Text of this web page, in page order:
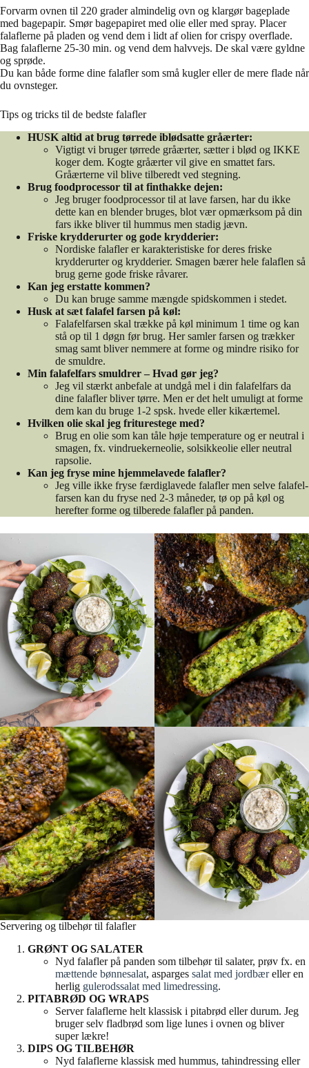
Forvarm ovnen til 220 grader almindelig ovn og klargør bageplade
med bagepapir. Smør bagepapiret med olie eller med spray. Placer
falaflerne på pladen og vend dem i lidt af olien for crispy overflade.
Bag falaflerne 25-30 min. og vend dem halvvejs. De skal være gyldne
og sprøde.
Du kan både forme dine falafler som små kugler eller de mere flade når
du ovnsteger.
Tips og tricks til de bedste falafler
HUSK altid at brug tørrede iblødsatte gråærter:
Vigtigt vi bruger tørrede gråærter, sætter i blød og IKKE
koger dem. Kogte gråærter vil give en smattet fars.
Gråærterne vil blive tilberedt ved stegning.
Brug foodprocessor til at finthakke dejen:
Jeg bruger foodprocessor til at lave farsen, har du ikke
dette kan en blender bruges, blot vær opmærksom på din
fars ikke bliver til hummus men stadig jævn.
Friske krydderurter og gode krydderier:
Nordiske falafler er karakteristiske for deres friske
krydderurter og krydderier. Smagen bærer hele falaflen så
brug gerne gode friske råvarer.
Kan jeg erstatte kommen?
Du kan bruge samme mængde spidskommen i stedet.
Husk at sæt falafel farsen på køl:
Falafelfarsen skal trække på køl minimum 1 time og kan
stå op til 1 døgn før brug. Her samler farsen og trækker
smag samt bliver nemmere at forme og mindre risiko for
de smuldre.
Min falafelfars smuldrer – Hvad gør jeg?
Jeg vil stærkt anbefale at undgå mel i din falafelfars da
dine falafler bliver tørre. Men er det helt umuligt at forme
dem kan du bruge 1-2 spsk. hvede eller kikærtemel.
Hvilken olie skal jeg friturestege med?
Brug en olie som kan tåle høje temperature og er neutral i
smagen, fx. vindruekerneolie, solsikkeolie eller neutral
rapsolie.
Kan jeg fryse mine hjemmelavede falafler?
Jeg ville ikke fryse færdiglavede falafler men selve falafel-
farsen kan du fryse ned 2-3 måneder, tø op på køl og
herefter forme og tilberede falafler på panden.
Servering og tilbehør til falafler
GRØNT OG SALATER
Nyd falafler på panden som tilbehør til salater, prøv fx. en
mættende bønnesalat, asparges salat med jordbæreller en
herlig gulerodssalat med limedressing.
PITABRØD OG WRAPS
Server falaflerne helt klassisk i pitabrød eller durum. Jeg
bruger selv fladbrød som lige lunes i ovnen og bliver
super lækre!
DIPS OG TILBEHØR
Nyd falaflerne klassisk med hummus, tahindressing eller